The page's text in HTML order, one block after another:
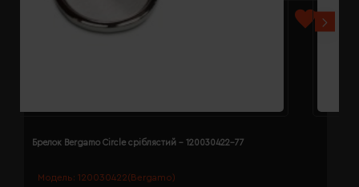
Модель: 120030422(Bergamo)
Брелок Bergamo Circle сріблястий - 120030422-77